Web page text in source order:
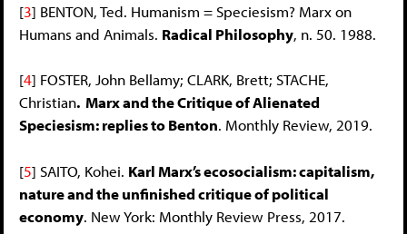
[3] BENTON, Ted. Humanism = Speciesism? Marx on
Humans and Animals. Radical Philosophy, n. 50. 1988.
[4] FOSTER, John Bellamy; CLARK, Brett; STACHE,
Christian. Marx and the Critique of Alienated
Speciesism: replies to Benton. Monthly Review, 2019.
[5] SAITO, Kohei. Karl Marx’s ecosocialism: capitalism,
nature and the unfinished critique of political
economy. New York: Monthly Review Press, 2017.